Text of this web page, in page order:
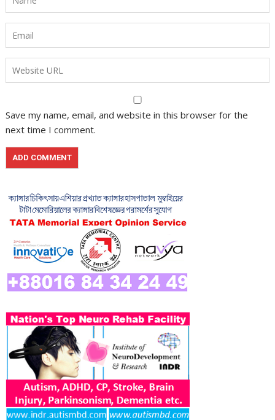
Save my name, email, and website in this browser for the
next time I comment.